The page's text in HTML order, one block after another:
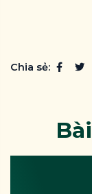
Chia sẻ: